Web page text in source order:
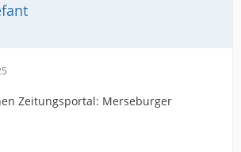
Zeitungsportal: Merseburger